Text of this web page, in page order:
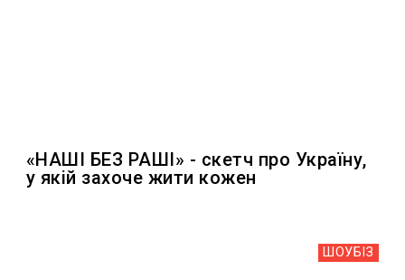
«НАШІ БЕЗ РАШІ» - скетч про Україну,
у якій захоче жити кожен
ШОУБIЗ